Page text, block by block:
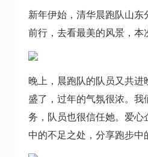
新年伊始，清华晨跑队山东
前行，去看最美的风景，本
晚上，晨跑队的队员又共
盛了，过年的气氛很浓。
务，队员也很信任她。爱
中的不足之处，分享跑步